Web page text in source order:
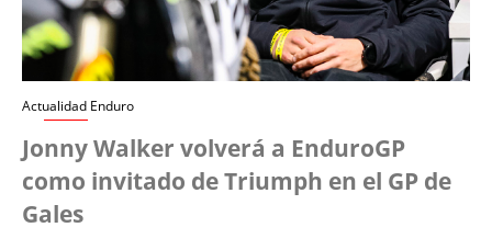
Actualidad Enduro
Jonny Walker volverá a EnduroGP
como invitado de Triumph en el GP de
Gales